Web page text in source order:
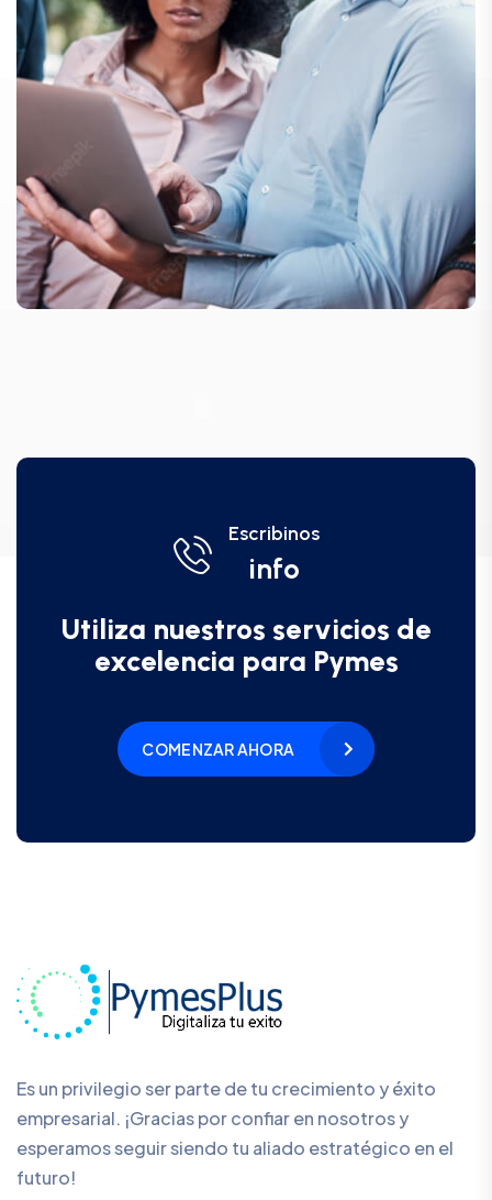
Escribinos
info
Utiliza nuestros servicios de
excelencia para Pymes
COMENZAR AHORA
Es un privilegio ser parte de tu crecimiento y éxito
empresarial. ¡Gracias por confiar en nosotros y
esperamos seguir siendo tu aliado estratégico en el
futuro!